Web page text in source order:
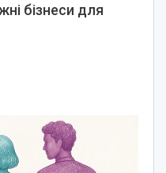
бізнеси для